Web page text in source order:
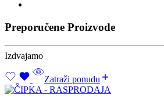
Preporučene Proizvode
Izdvajamo
Zatraži ponudu